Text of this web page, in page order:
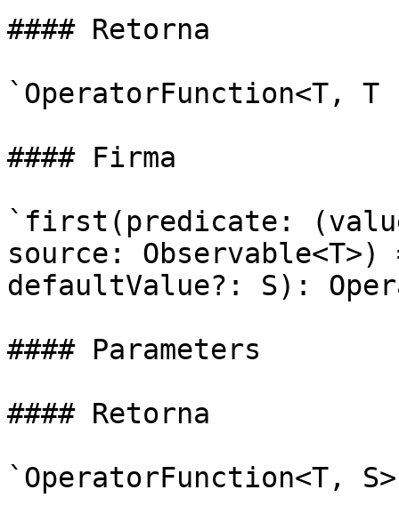
#### Retorna
`OperatorFunction<T,
#### Firma
`first(predicate:
source:
defaultValue?: S):
#### Parameters
#### Retorna
`OperatorFunction<T,